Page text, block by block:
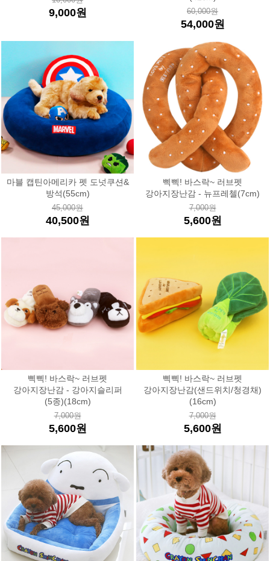
9,000원 60,000원
54,000원
마블 캡틴아메리카 펫 도넛쿠션&
방석(55cm)
45,000원
40,500원
삑삑! 바스락~ 러브펫
강아지장난감 - 뉴프레첼(7cm)
7,000원
5,600원
삑삑! 바스락~ 러브펫
강아지장난감 - 강아지슬리퍼
(5종)(18cm)
7,000원
5,600원
삑삑! 바스락~ 러브펫
강아지장난감(샌드위치/청경채)
(16cm)
7,000원
5,600원